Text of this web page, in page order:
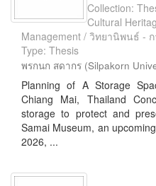
Collection:
Cultural
Management / วิทยานิพนธ์ -
Type: Thesis
พรกนก สดากร (Silpakorn
Planning of A Storage
Chiang Mai, Thailand
storage to protect and
Samai Museum, an
2026, ...